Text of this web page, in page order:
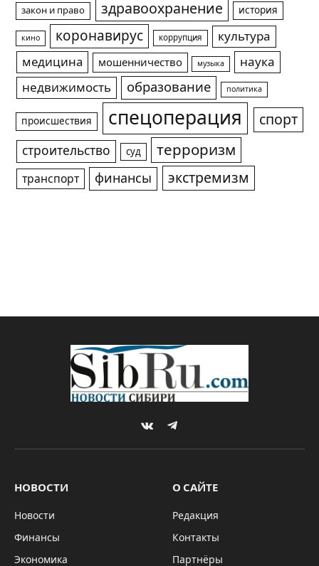
закон и право здравоохранение история
кино коронавирус коррупция
культура
медицина
мошенничество музыка
наука
недвижимость
образование политика
происшествия спецоперация спорт
строительство суд терроризм
транспорт финансы экстремизм
VKontakteTelegram
НОВОСТИ
Новости
Финансы
Экономика
О САЙТЕ
Редакция
Контакты
Партнёры